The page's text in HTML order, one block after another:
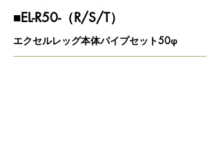
■EL-R50-（R/S/T）
エクセルレッグ本体パイプセット50φ